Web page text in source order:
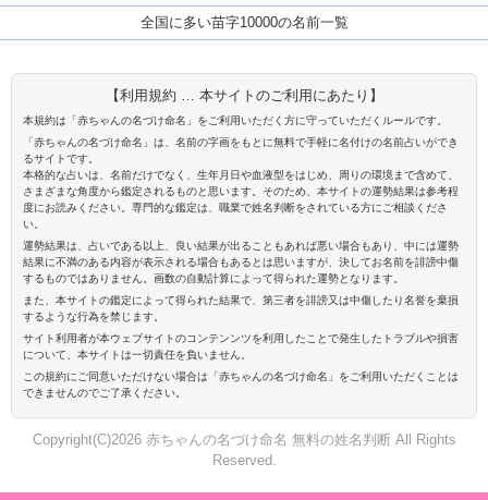
全国に多い苗字10000の名前一覧
【利用規約 … 本サイトのご利用にあたり】
本規約は「赤ちゃんの名づけ命名」をご利用いただく方に守っていただくルールです。
「赤ちゃんの名づけ命名」は、名前の字画をもとに無料で手軽に名付けの名前占いができ
るサイトです。
本格的な占いは、名前だけでなく、生年月日や血液型をはじめ、周りの環境まで含めて、
さまざまな角度から鑑定されるものと思います。そのため、本サイトの運勢結果は参考程
度にお読みください。専門的な鑑定は、職業で姓名判断をされている方にご相談くださ
い。
運勢結果は、占いである以上、良い結果が出ることもあれば悪い場合もあり、中には運勢
結果に不満のある内容が表示される場合もあるとは思いますが、決してお名前を誹謗中傷
するものではありません。画数の自動計算によって得られた運勢となります。
また、本サイトの鑑定によって得られた結果で、第三者を誹謗又は中傷したり名誉を棄損
するような行為を禁じます。
サイト利用者が本ウェブサイトのコンテンンツを利用したことで発生したトラブルや損害
について、本サイトは一切責任を負いません。
この規約にご同意いただけない場合は「赤ちゃんの名づけ命名」をご利用いただくことは
できませんのでご了承ください。
Copyright(C)2026 赤ちゃんの名づけ命名 無料の姓名判断 All Rights
Reserved.